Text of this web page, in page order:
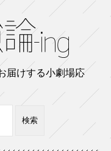
届けする小劇場応